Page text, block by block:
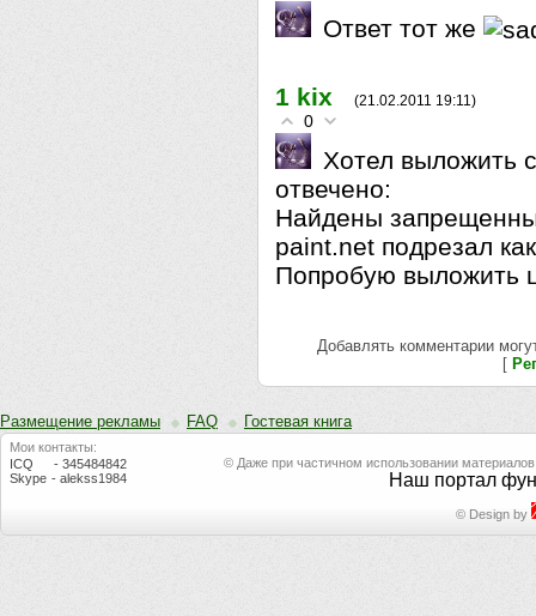
Ответ тот же
1 kix (21.02.2011 19:11)
0
Хотел выложить
отвечено:
Найдены
paint.net подрезал
Попробую выложить
Добавлять комментарии
[
Размещение рекламы FAQ Гостевая книга
Мои контакты:
ICQ
- 345484842
Skype - alekss1984
© Даже при частичном использовании
Наш портал
©Design by